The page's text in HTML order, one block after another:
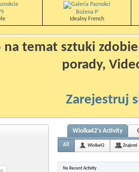
Bożena P
Idealny French
na temat sztuki
porady,
Zarejestruj
Wiolka42's Activity
All Wiolka42 Znajomi
No Recent Activity